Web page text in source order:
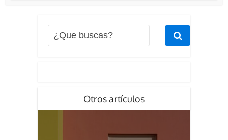
Otros artículos